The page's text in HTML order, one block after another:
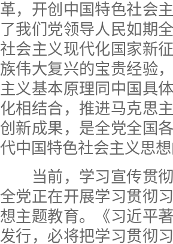
革，开创中国特色社会
了我们党领导人民如期
社会主义现代化国家新
族伟大复兴的宝贵经验
主义基本原理同中国具
化相结合，推进马克思
创新成果，是全党全国
代中国特色社会主义思想
当前，学习宣传贯彻
全党正在开展学习贯彻
想主题教育。《习近平
发行，必将把学习贯彻